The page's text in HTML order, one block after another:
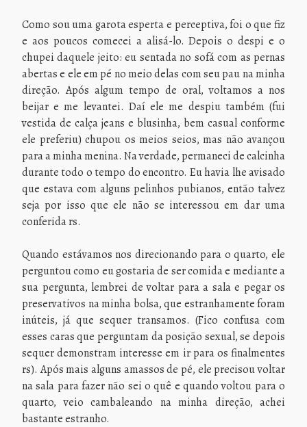
Como sou uma garota esperta e perceptiva, foi o que fiz
e aos poucos comecei a alisá-lo. Depois o despi e o
chupei daquele jeito: eu sentada no sofá com as pernas
abertas e ele em pé no meio delas com seu pau na minha
direção. Após algum tempo de oral, voltamos a nos
beijar e me levantei. Daí ele me despiu também (fui
vestida de calça jeans e blusinha, bem casual conforme
ele preferiu) chupou os meios seios, mas não avançou
para a minha menina. Na verdade, permaneci de calcinha
durante todo o tempo do encontro. Eu havia lhe avisado
que estava com alguns pelinhos pubianos, então talvez
seja por isso que ele não se interessou em dar uma
conferida rs.
Quando estávamos nos direcionando para o quarto, ele
perguntou como eu gostaria de ser comida e mediante a
sua pergunta, lembrei de voltar para a sala e pegar os
preservativos na minha bolsa, que estranhamente foram
inúteis, já que sequer transamos. (Fico confusa com
esses caras que perguntam da posição sexual, se depois
sequer demonstram interesse em ir para os finalmentes
rs). Após mais alguns amassos de pé, ele precisou voltar
na sala para fazer não sei o quê e quando voltou para o
quarto, veio cambaleando na minha direção, achei
bastante estranho.